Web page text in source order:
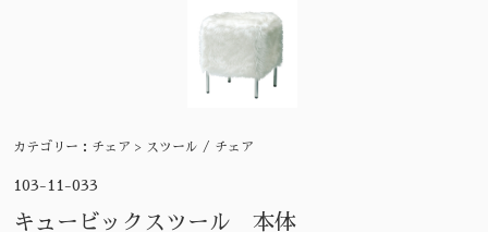
カテゴリー： チェア > スツール / チェア
103-11-033
キュービックスツール 本体